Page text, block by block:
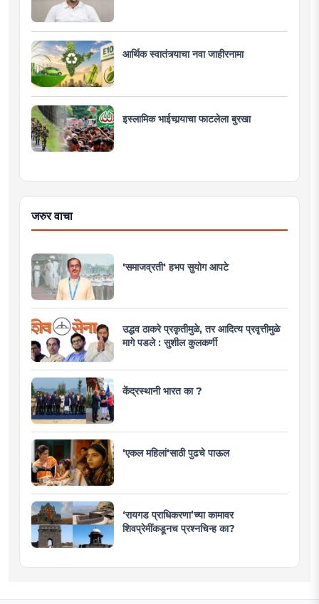
आर्थिक स्वातंत्र्याचा नवा जाहीरनामा
इस्लामिक भाईचार्‍याचा फाटलेला बुरखा
जरुर वाचा
'समाजव्रती' हभप सुयोग आपटे
उद्धव ठाकरे प्रकृतीमुळे, तर आदित्य प्रवृत्तीमुळे
मागे पडले : सुशील कुलकर्णी
केंद्रस्थानी भारत का ?
'एकल महिलां'साठी पुढचे पाऊल
‘रायगड प्राधिकरणा’च्या कामावर
शिवप्रेमींकडूनच प्रश्नचिन्ह का?